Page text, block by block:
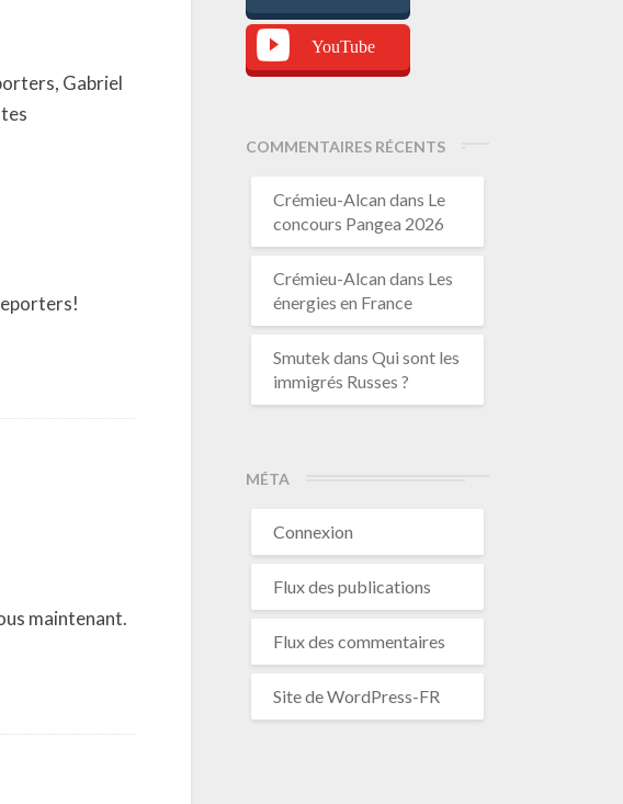
Gabriel
maintenant.
YouTube
COMMENTAIRES RÉCENTS
Crémieu-Alcan dans Le
concours Pangea 2026
Crémieu-Alcan dans Les
énergies en France
Smutek dans Qui sont les
immigrés Russes ?
MÉTA
Connexion
Flux des publications
Flux des commentaires
Site de WordPress-FR